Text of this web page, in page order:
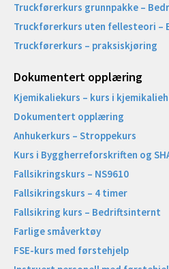
Truckførerkurs grunnpakke –
Truckførerkurs uten fellesteori –
Truckførerkurs – praksiskjøring
Dokumentert opplæring
Kjemikaliekurs – kurs i
Dokumentert opplæring
Anhukerkurs – Stroppekurs
Kurs i Byggherreforskriften og
Fallsikringskurs – NS9610
Fallsikringskurs – 4 timer
Fallsikring kurs – Bedriftsinternt
Farlige småverktøy
FSE-kurs med førstehjelp